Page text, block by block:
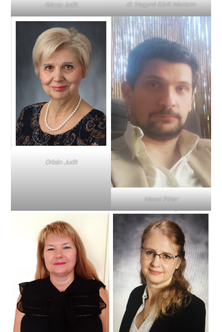
Géczy Judit dr. Nagyné Kórik Mariann
Orbán Judit
Mezei Péter